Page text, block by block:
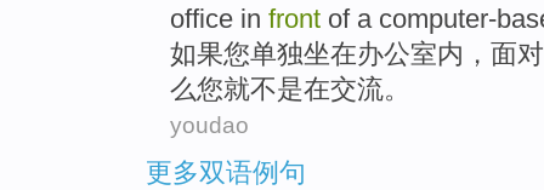
office in front of a computer-
如果您单独坐在办公室内， 面对
么您就不是在交流。
youdao
更多双语例句